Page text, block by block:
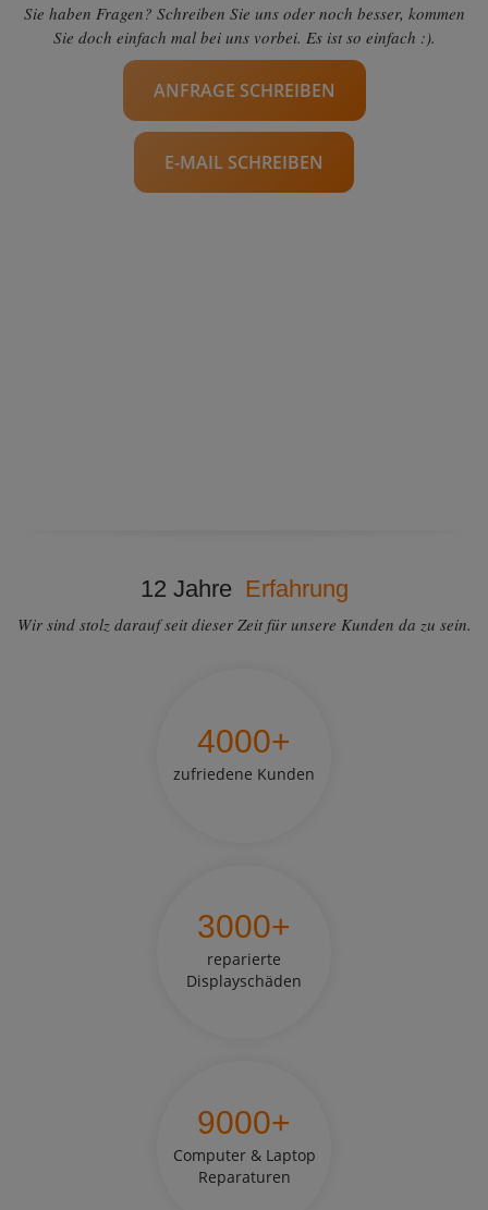
Sie haben Fragen? Schreiben Sie uns oder noch besser, kommen
Sie doch einfach mal bei uns vorbei. Es ist so einfach :).
ANFRAGE SCHREIBEN
E-MAIL SCHREIBEN
12 Jahre Erfahrung
Wir sind stolz darauf seit dieser Zeit für unsere Kunden da zu sein.
4000+
zufriedene Kunden
3000+
reparierte
Displayschäden
9000+
Computer & Laptop
Reparaturen